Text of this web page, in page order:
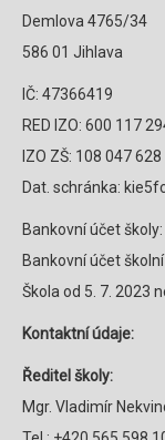
Demlova 4765/34
586 01 Jihlava
IČ: 47366419
RED IZO: 600 117
IZO ZŠ: 108 047 628
Dat. schránka:
Bankovní účet
Bankovní účet
Škola od 5. 7. 2023
Kontaktní údaje:
Ředitel školy:
Mgr. Vladimír